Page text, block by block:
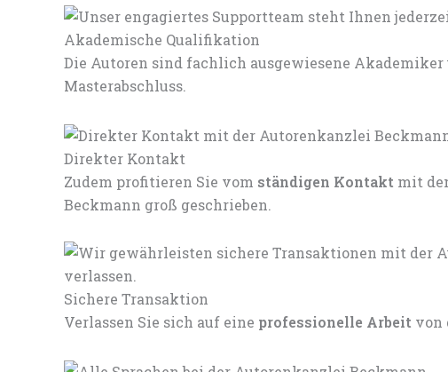
Akademische Qualifikation
Die Autoren sind fachlich ausgewiesene
Masterabschluss.
Direkter Kontakt
Zudem profitieren Sie vom ständigen Kontakt mit
Beckmann groß geschrieben.
Sichere Transaktion
Verlassen Sie sich auf eine professionelle Arbeit von